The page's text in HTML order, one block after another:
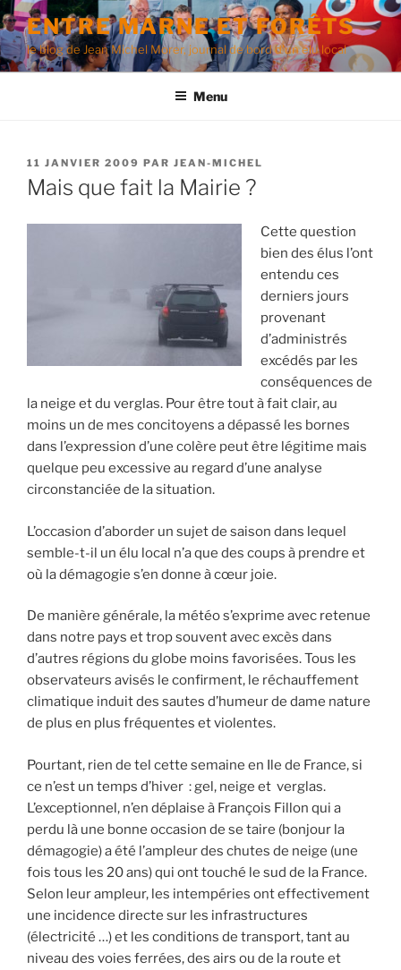
Aller
au
contenu
principal
ENTRE MARNE ET FORÊTS
le blog de Jean Michel Morer, journal de bord d'un élu local
Menu
PUBLIÉ
LE
11 JANVIER 2009 PAR JEAN-MICHEL
Mais que fait la Mairie ?
Cette question
bien des élus l’ont
entendu ces
derniers jours
provenant
d’administrés
excédés par les
conséquences de
la neige et du verglas. Pour être tout à fait clair, au
moins un de mes concitoyens a dépassé les bornes
dans l’expression d’une colère peut être légitime mais
quelque peu excessive au regard d’une analyse
circonstanciée de la situation.
L’occasion d’aborder un sujet de saison dans lequel
semble-t-il un élu local n’a que des coups à prendre et
où la démagogie s’en donne à cœur joie.
De manière générale, la météo s’exprime avec retenue
dans notre pays et trop souvent avec excès dans
d’autres régions du globe moins favorisées. Tous les
observateurs avisés le confirment, le réchauffement
climatique induit des sautes d’humeur de dame nature
de plus en plus fréquentes et violentes.
Pourtant, rien de tel cette semaine en Ile de France, si
ce n’est un temps d’hiver : gel, neige et verglas.
L’exceptionnel, n’en déplaise à François Fillon qui a
perdu là une bonne occasion de se taire (bonjour la
démagogie) a été l’ampleur des chutes de neige (une
fois tous les 20 ans) qui ont touché le sud de la France.
Selon leur ampleur, les intempéries ont effectivement
une incidence directe sur les infrastructures
(électricité …) et les conditions de transport, tant au
niveau des voies ferrées, des airs ou de la route et